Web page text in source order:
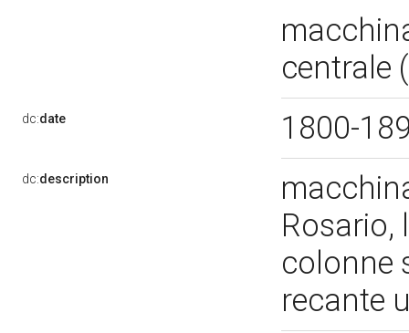
centrale
dc:date 1800-
dc:description
Rosario,
colonne
recante